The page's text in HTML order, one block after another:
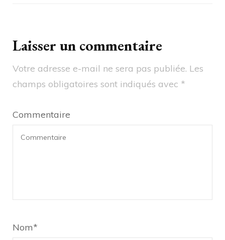
Laisser un commentaire
Votre adresse e-mail ne sera pas publiée. Les
champs obligatoires sont indiqués avec *
Commentaire
Nom*